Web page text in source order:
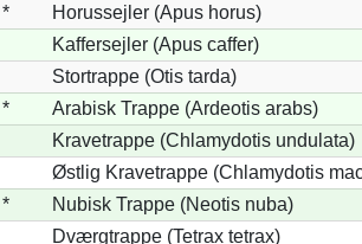
*
Horussejler (Apus horus)
Kaffersejler (Apus caffer)
Stortrappe (Otis tarda)
*
Arabisk Trappe (Ardeotis arabs)
Kravetrappe (Chlamydotis undulata)
Østlig Kravetrappe (Chlamydotis
*
Nubisk Trappe (Neotis nuba)
Dværgtrappe (Tetrax tetrax)